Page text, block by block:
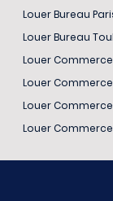
Louer Bureau
Louer Bureau
Louer
Louer
Louer Commerce
Louer